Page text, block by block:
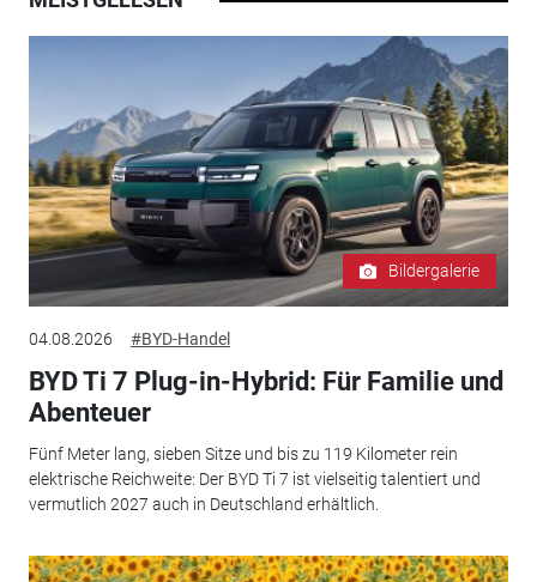
Bildergalerie
04.08.2026 #BYD-Handel
BYD Ti 7 Plug-in-Hybrid: Für Familie und
Abenteuer
Fünf Meter lang, sieben Sitze und bis zu 119 Kilometer rein
elektrische Reichweite: Der BYD Ti 7 ist vielseitig talentiert und
vermutlich 2027 auch in Deutschland erhältlich.